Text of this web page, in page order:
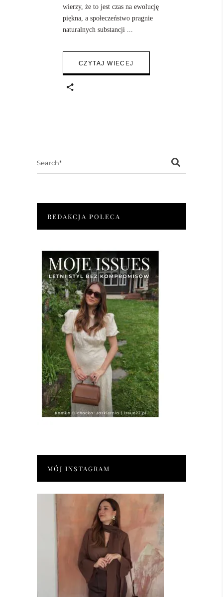
wierzy, że to jest czas na ewolucję
piękna, a społeczeństwo pragnie
naturalnych substancji
CZYTAJ WIECEJ
REDAKCJA POLECA
MÓJ INSTAGRAM